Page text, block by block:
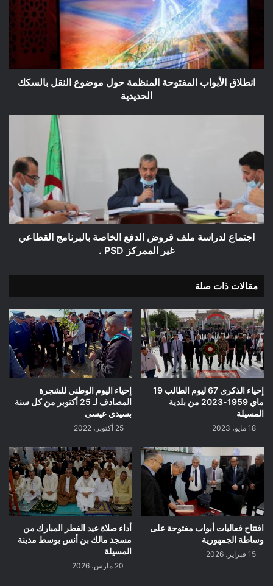
موضوع
بالسكك
الحديدية
انطلاق الأبواب المفتوحة المنظمة حول موضوع النقل بالسكك
الحديدية
قروض
الدفع
الخاصة
بالبرنامج
القطاعي
غير
الممركز
اجتماع لدراسة ملف قروض الدفع الخاصة بالبرنامج القطاعي
غير الممركز PSD .
مقالات ذات صلة
إحياء الذكرى 67 ليوم الطالب 19
ماي 1959-2023 من بلدية
المسيلة
18 مايو، 2023
إحياء اليوم الوطني للشجرة
المصادف لـ 25 أكتوبر من كل سنة
بسيدي عيسى
25 أكتوبر، 2022
افتتاح فعاليات أبواب مفتوحة على
وساطة الجمهورية
15 فبراير، 2026
أداء صلاة عيد الفطر المبارك من
مسجد مالك بن أنس بوسط مدينة
المسيلة
20 مارس، 2026